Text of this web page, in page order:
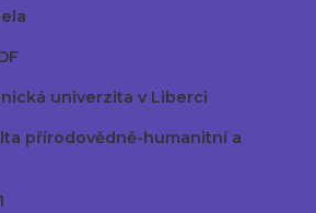
univerzita v Liberci
přírodovědně-humanitní a